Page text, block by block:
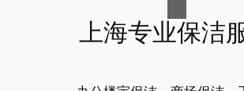
上海专业保洁